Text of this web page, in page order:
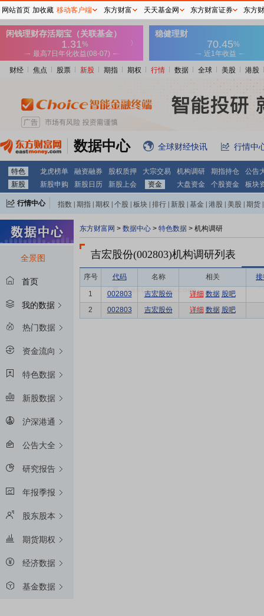
财经 焦点 股票 新股 期指 期权 行情 数据 全球 美股 港股
数据中心 全球财经快讯 行情中
特色 龙虎榜单 融资融券 股权质押 大宗交易 机构调研 期指持仓
公告
新股
新股申购 新股日历 新股上会 资金 大盘资金 个股资金 板块
行情中心 指数 期指 期权 个股 板块 排行 新股 基金 港股 美股 期货
全景图
首页
我的数据
热门数据
资金流向
特色数据
新股数据
沪深港通
公告大全
研究报告
年报季报
股东股本
期货期权
经济数据
基金数据
东方财富网 > 数据中心 > 特色数据 > 机构调研
吉宏股份(002803)机构调研列表
序号 代码 名称 相关
1 002803 吉宏股份 详细 数据 股吧
2
002803 吉宏股份 详细 数据 股吧
网站首页 加收藏 移动客户端 东方财富 天天基金网 东方财富证券 东方